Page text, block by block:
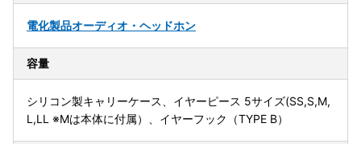
電化製品オーディオ・ヘッドホン
容量
シリコン製キャリーケース、イヤーピース 5サイズ(SS,S,M,
L,LL ※Mは本体に付属）、イヤーフック（TYPE B）